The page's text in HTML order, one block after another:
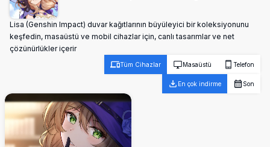
Lisa (Genshin Impact) duvar kağıtlarının büyüleyici bir koleksiyonunu
keşfedin, masaüstü ve mobil cihazlar için, canlı tasarımlar ve net
çözünürlükler içerir
Tüm Cihazlar Masaüstü Telefon
En çok indirme Son